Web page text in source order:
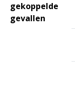
gekoppelde
gevallen